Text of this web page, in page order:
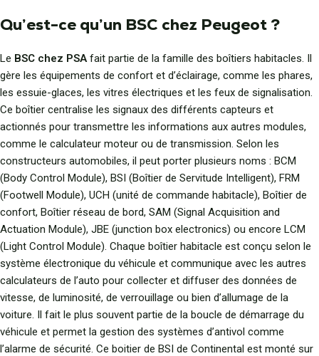
Qu’est-ce qu’un BSC chez Peugeot ?
Le BSC chez PSAfait partie de la famille des boîtiers habitacles. Il
gère les équipements de confort et d’éclairage, comme les phares,
les essuie-glaces, les vitres électriques et les feux de signalisation.
Ce boîtier centralise les signaux des différents capteurs et
actionnés pour transmettre les informations aux autres modules,
comme le calculateur moteur ou de transmission. Selon les
constructeurs automobiles, il peut porter plusieurs noms : BCM
(Body Control Module), BSI (Boîtier de Servitude Intelligent), FRM
(Footwell Module), UCH (unité de commande habitacle), Boîtier de
confort, Boîtier réseau de bord, SAM (Signal Acquisition and
Actuation Module), JBE (junction box electronics) ou encore LCM
(Light Control Module). Chaque boîtier habitacle est conçu selon le
système électronique du véhicule et communique avec les autres
calculateurs de l’auto pour collecter et diffuser des données de
vitesse, de luminosité, de verrouillage ou bien d’allumage de la
voiture. Il fait le plus souvent partie de la boucle de démarrage du
véhicule et permet la gestion des systèmes d’antivol comme
l’alarme de sécurité. Ce boitier de BSI de Continental est monté sur